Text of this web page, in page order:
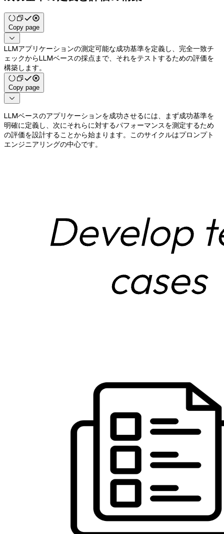
Copy page

LLMアプリケーションの測定可能な成功基準を定義し、完全一致チ
ェックからLLMベースの採点まで、それをテストするための評価を
構築します。
Copy page

LLMベースのアプリケーションを成功させるには、まず成功基準を
明確に定義し、次にそれらに対するパフォーマンスを測定するため
の評価を設計することから始まります。このサイクルはプロンプト
エンジニアリングの中心です。